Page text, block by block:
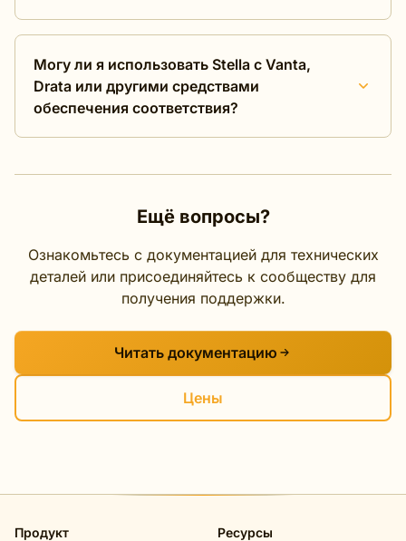
Могу ли я использовать Stella с Vanta,
Drata или другими средствами
обеспечения соответствия?
Ещё вопросы?
Ознакомьтесь с документацией для технических
деталей или присоединяйтесь к сообществу для
получения поддержки.
Читать документацию
Цены
Продукт
Ресурсы